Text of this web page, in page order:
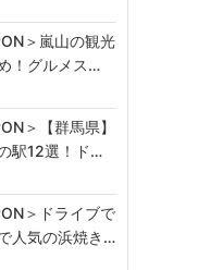
＞嵐山の観光
！グルメス…
＞【群馬県】
駅12選！ド…
＞ドライブで
人気の浜焼き…